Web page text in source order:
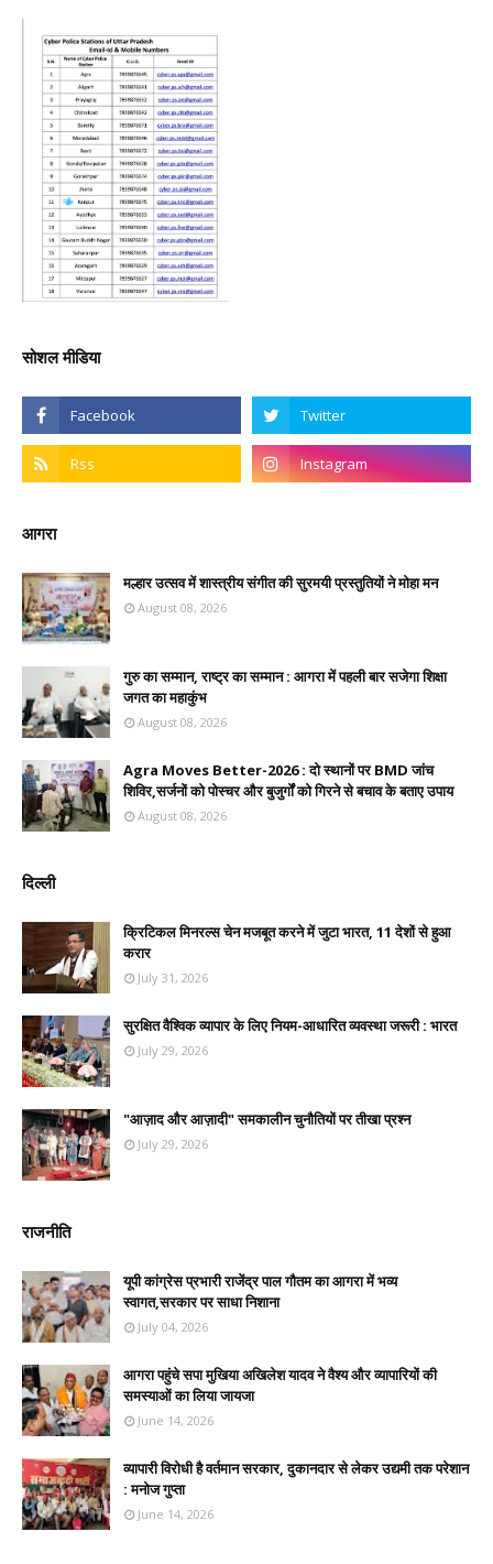
सोशल मीडिया
आगरा
मल्हार उत्सव में शास्त्रीय संगीत की सुरमयी प्रस्तुतियों ने मोहा मन
August 08, 2026
गुरु का सम्मान, राष्ट्र का सम्मान : आगरा में पहली बार सजेगा शिक्षा
जगत का महाकुंभ
August 08, 2026
Agra Moves Better-2026 : दो स्थानों पर BMD जांच
शिविर,सर्जनों को पोस्चर और बुजुर्गों को गिरने से बचाव के बताए उपाय
August 08, 2026
दिल्ली
क्रिटिकल मिनरल्स चेन मजबूत करने में जुटा भारत, 11 देशों से हुआ
करार
July 31, 2026
सुरक्षित वैश्विक व्यापार के लिए नियम-आधारित व्यवस्था जरूरी : भारत
July 29, 2026
"आज़ाद और आज़ादी" समकालीन चुनौतियों पर तीखा प्रश्न
July 29, 2026
राजनीति
यूपी कांग्रेस प्रभारी राजेंद्र पाल गौतम का आगरा में भव्य
स्वागत,सरकार पर साधा निशाना
July 04, 2026
आगरा पहुंचे सपा मुखिया अखिलेश यादव ने वैश्य और व्यापारियों की
समस्याओं का लिया जायजा
June 14, 2026
व्यापारी विरोधी है वर्तमान सरकार, दुकानदार से लेकर उद्यमी तक परेशान
: मनोज गुप्ता
June 14, 2026